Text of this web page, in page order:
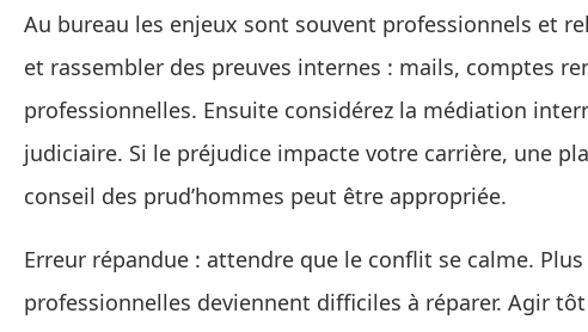
Au bureau les enjeux sont souvent professionnels et
et rassembler des preuves internes : mails, comptes
professionnelles. Ensuite considérez la médiation
judiciaire. Si le préjudice impacte votre carrière, une
conseil des prud’hommes peut être appropriée.
Erreur répandue : attendre que le conflit se calme.
professionnelles deviennent difficiles à réparer. Agir